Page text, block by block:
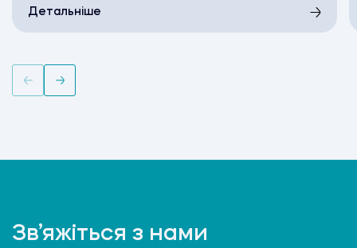
Детальніше
Зв’яжіться з нами